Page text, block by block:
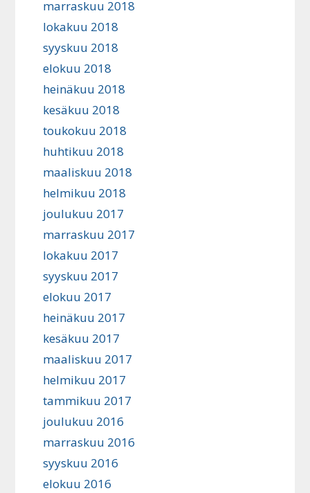
marraskuu 2018
lokakuu 2018
syyskuu 2018
elokuu 2018
heinäkuu 2018
kesäkuu 2018
toukokuu 2018
huhtikuu 2018
maaliskuu 2018
helmikuu 2018
joulukuu 2017
marraskuu 2017
lokakuu 2017
syyskuu 2017
elokuu 2017
heinäkuu 2017
kesäkuu 2017
maaliskuu 2017
helmikuu 2017
tammikuu 2017
joulukuu 2016
marraskuu 2016
syyskuu 2016
elokuu 2016